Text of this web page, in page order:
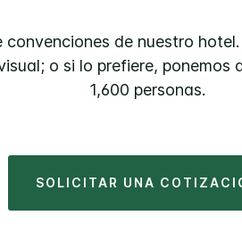
de nuestro
o si lo prefiere,
1,600 personas.
SOLICITAR UNA